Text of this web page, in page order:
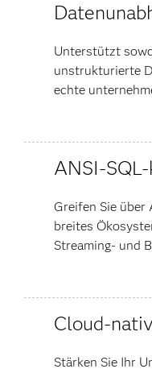
Unterstützt
unstrukturierte
echte
ANSI-
Greifen Sie über
breites
Streaming- und
Cloud-
Stärken Sie Ihr